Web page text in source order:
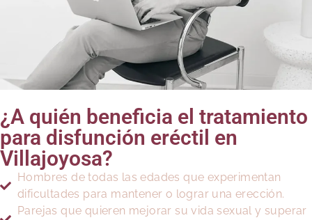
¿A quién beneficia el tratamiento
para disfunción eréctil en
Villajoyosa?
Hombres de todas las edades que experimentan
dificultades para mantener o lograr una erección.
Parejas que quieren mejorar su vida sexual y superar